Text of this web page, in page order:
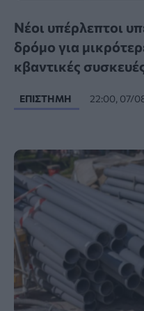
Νέοι υπέρλεπτοι
δρόμο για
κβαντικές
ΕΠΙΣΤΉΜΗ 22:00, 07/